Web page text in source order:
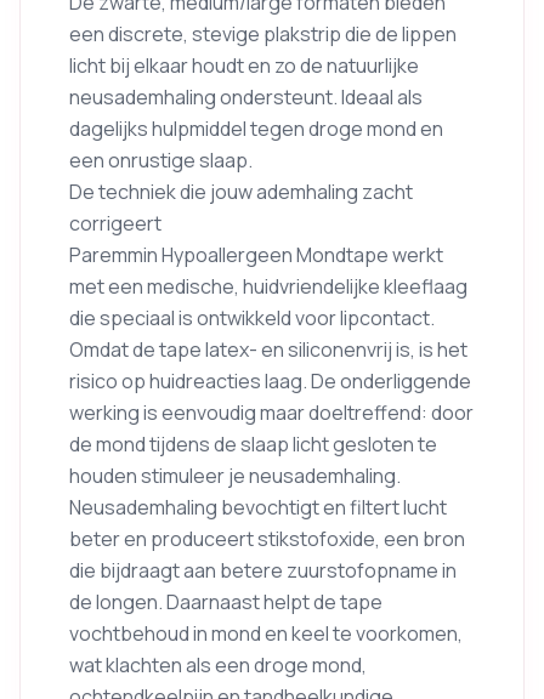
een discrete, stevige plakstrip die de lippen
licht bij elkaar houdt en zo de natuurlijke
neusademhaling ondersteunt. Ideaal als
dagelijks hulpmiddel tegen droge mond en
een onrustige slaap.
De techniek die jouw ademhaling zacht
corrigeert
Paremmin Hypoallergeen Mondtape werkt
met een medische, huidvriendelijke kleeflaag
die speciaal is ontwikkeld voor lipcontact.
Omdat de tape latex- en siliconenvrij is, is het
risico op huidreacties laag. De onderliggende
werking is eenvoudig maar doeltreffend: door
de mond tijdens de slaap licht gesloten te
houden stimuleer je neusademhaling.
Neusademhaling bevochtigt en filtert lucht
beter en produceert stikstofoxide, een bron
die bijdraagt aan betere zuurstofopname in
de longen. Daarnaast helpt de tape
vochtbehoud in mond en keel te voorkomen,
wat klachten als een droge mond,